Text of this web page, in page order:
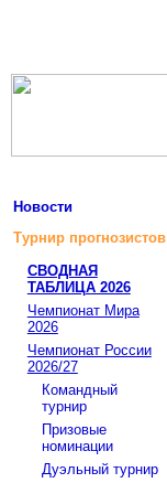
Новости
Турнир прогнозистов
СВОДНАЯ
ТАБЛИЦА 2026
Чемпионат Мира
2026
Чемпионат России
2026/27
Командный
турнир
Призовые
номинации
Дуэльный турнир